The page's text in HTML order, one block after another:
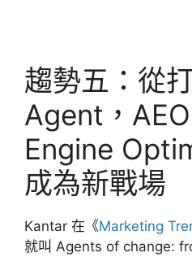
趨勢五：從
Agent，
Engine
成為新戰場
Kantar 在《Marketing
就叫 Agents of change: